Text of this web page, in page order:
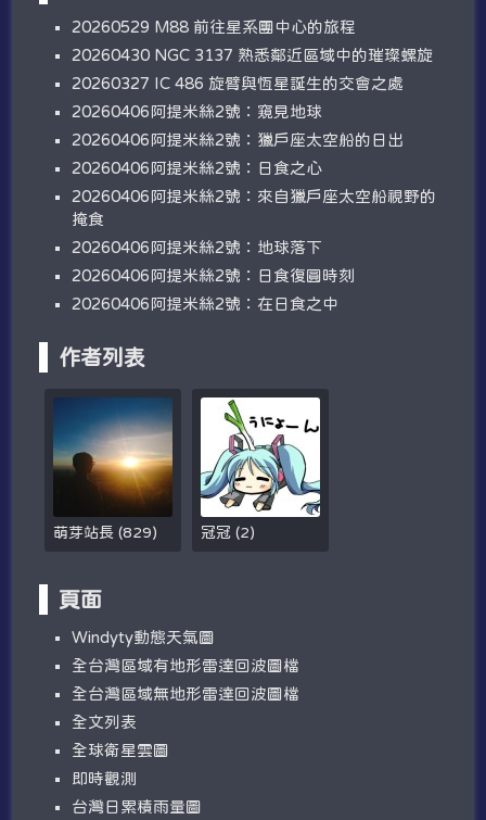
20260529 M88 前往星系團中心的旅程
20260430 NGC 3137 熟悉鄰近區域中的璀璨螺旋
20260327 IC 486 旋臂與恆星誕生的交會之處
20260406阿提米絲2號：窺見地球
20260406阿提米絲2號：獵戶座太空船的日出
20260406阿提米絲2號：日食之心
20260406阿提米絲2號：來自獵戶座太空船視野的
掩食
20260406阿提米絲2號：地球落下
20260406阿提米絲2號：日食復圓時刻
20260406阿提米絲2號：在日食之中
作者列表
萌芽站長(829) 冠冠(2)
頁面
W​​indyty動態天氣圖
全台灣區域有地形雷達回波圖檔
全台灣區域無地形雷達回波圖檔
全文列表
全球衛星雲圖
即時觀測
台灣日累積雨量圖